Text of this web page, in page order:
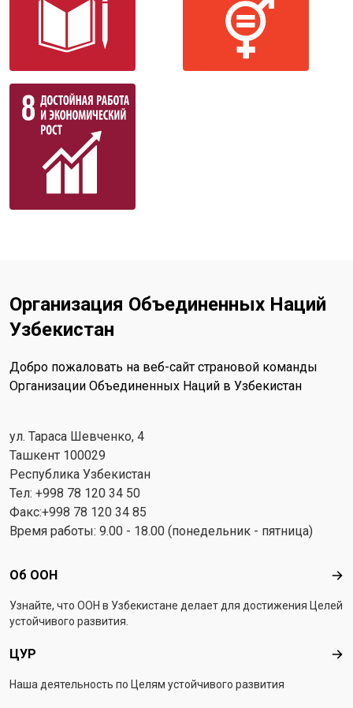
Организация Объединенных Наций
Узбекистан
Добро пожаловать на веб-сайт страновой команды
Организации Объединенных Наций в Узбекистан
ул. Тараса Шевченко, 4
Ташкент 100029
Республика Узбекистан
Тел: +998 78 120 34 50
Факс:+998 78 120 34 85
Время работы: 9.00 - 18.00 (понедельник - пятница)
Footer menu
Об ООН Об
Узнайте, что ООН в Узбекистанe делает для достижения Целей
устойчивого развития.
ЦУР
Наша деятельность по Целям устойчивого развития